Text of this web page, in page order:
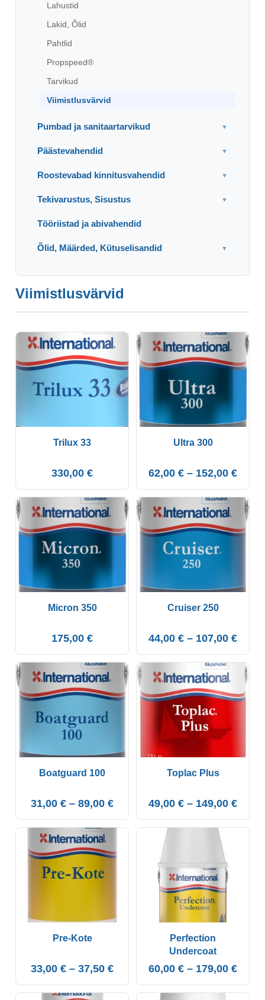
Lahustid
Lakid, Õlid
Pahtlid
Propspeed®
Tarvikud
Viimistlusvärvid
Pumbad ja sanitaartarvikud ▼
Päästevahendid ▼
Roostevabad kinnitusvahendid ▼
Tekivarustus, Sisustus ▼
Tööriistad ja abivahendid
Õlid, Määrded, Kütuselisandid ▼
Viimistlusvärvid
Trilux 33
330,00 €
Ultra 300
62,00 € – 152,00 €
Micron 350
175,00 €
Cruiser 250
44,00 € – 107,00 €
Boatguard 100
31,00 € – 89,00 €
Toplac Plus
49,00 € – 149,00 €
Pre-Kote
33,00 € – 37,50 €
Perfection
Undercoat
60,00 € – 179,00 €